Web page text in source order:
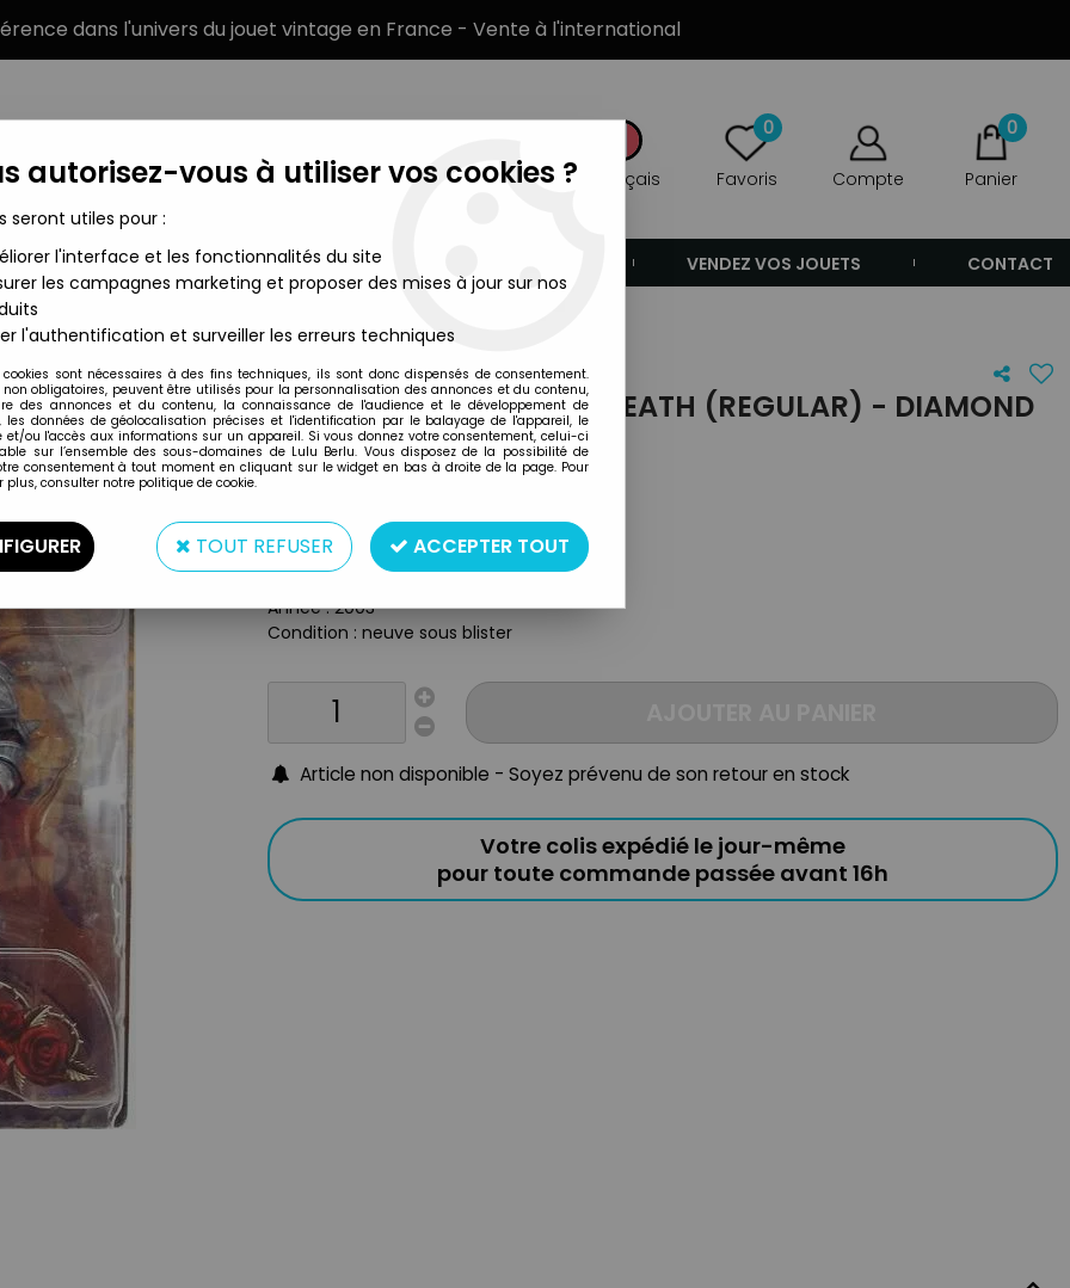
dans l'univers du jouet vintage en France - Vente à l'international
Français
0
Favoris Compte
0
Panier
MARQUES TYPE DE PRODUIT VENDEZ VOS JOUETS CONTACT
Diamond Select
J.M. LINSNER'S DAWN - DEATH (REGULAR) - DIAMOND
REF26885
Matière : plastique
Taille : app. 18cm
Année : 2003
Condition : neuve sous blister
Article non disponible - Soyez prévenu de son retour en stock
Votre colis expédié le jour-même
pour toute commande passée avant 16h
autorisez-vous à utiliser vos cookies ?
seront utiles pour :
l'interface et les fonctionnalités du site
les campagnes marketing et proposer des mises à jour sur nos
l'authentification et surveiller les erreurs techniques
cookies sont nécessaires à des fins techniques, ils sont donc dispensés de consentement.
non obligatoires, peuvent être utilisés pour la personnalisation des annonces et du contenu,
des annonces et du contenu, la connaissance de l'audience et le développement de
les données de géolocalisation précises et l'identification par le balayage de l'appareil, le
et/ou l'accès aux informations sur un appareil. Si vous donnez votre consentement, celui-ci
sur l’ensemble des sous-domaines de Lulu Berlu. Vous disposez de la possibilité de
consentement à tout moment en cliquant sur le widget en bas à droite de la page. Pour
plus, consulter notre politique de cookie.
TOUT REFUSER ACCEPTER TOUT